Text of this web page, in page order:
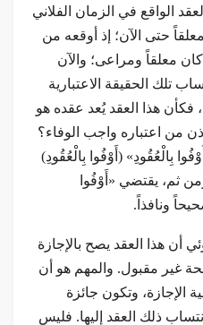
الواقع في الزمان الفلاني
حتى الآن؛ إذ أوقعه من
معلقاً ومراعى؛ والآن
تلك الحقيقة الاعتبارية
فكأن هذا العقد يُعد عقده هو
من اعتباره واجب الوفاء؟
بِالْعُقُودِ» (أَوْفُوا بِالْعُقُودِ)
ثم، يقتضي «أَوْفُوا
ونافذاً.
أن هذا العقد يصح بالإجازة
غير مقبول. والمهم هو أن
الإجازة، وتكون جائزة
ذلك العقد إليها. فليس